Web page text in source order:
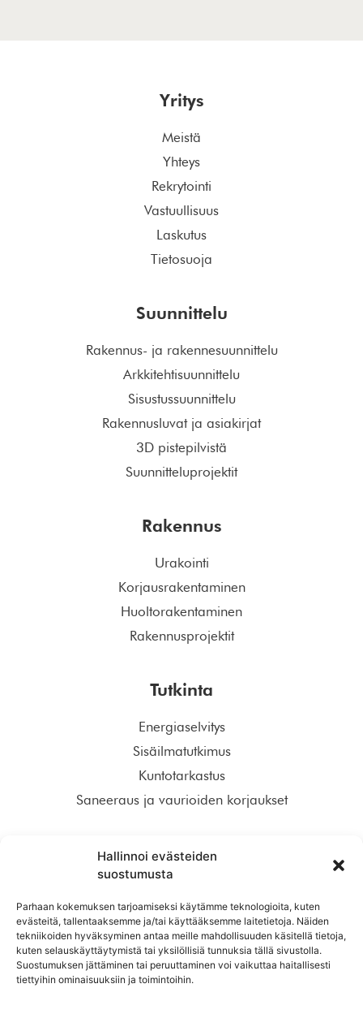
Hallinnoi evästeiden
suostumusta
Parhaan kokemuksen tarjoamiseksi käytämme teknologioita, kuten
evästeitä, tallentaaksemme ja/tai käyttääksemme laitetietoja. Näiden
tekniikoiden hyväksyminen antaa meille mahdollisuuden käsitellä tietoja,
kuten selauskäyttäytymistä tai yksilöllisiä tunnuksia tällä sivustolla.
Suostumuksen jättäminen tai peruuttaminen voi vaikuttaa haitallisesti
tiettyihin ominaisuuksiin ja toimintoihin.
Yritys
Meistä
Yhteys
Rekrytointi
Vastuullisuus
Laskutus
Tietosuoja
Suunnittelu
Rakennus- ja rakennesuunnittelu
Arkkitehtisuunnittelu
Sisustussuunnittelu
Rakennusluvat ja asiakirjat
3D pistepilvistä
Suunnitteluprojektit
Rakennus
Urakointi
Korjausrakentaminen
Huoltorakentaminen
Rakennusprojektit
Tutkinta
Energiaselvitys
Sisäilmatutkimus
Kuntotarkastus
Saneeraus ja vaurioiden korjaukset
Tilaa meidän uudiskirje!
TILAA